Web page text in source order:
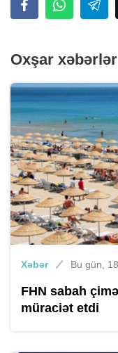
Oxşar xəbərlər
Xəbər Bu gün,
FHN sabah
müraciət etdi